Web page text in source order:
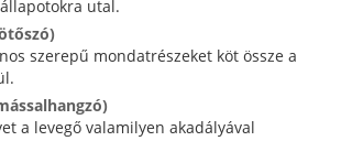
utal.
szerepű mondatrészeket köt össze a
a levegő valamilyen akadályával